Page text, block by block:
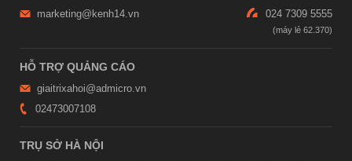
marketing@kenh14.vn 024 7309 5555
HỖ TRỢ QUẢNG CÁO
giaitrixahoi@admicro.vn
02473007108
TRỤ SỞ HÀ NỘI